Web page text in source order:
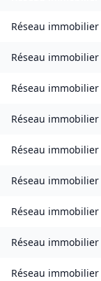
Réseau immobilier
Réseau immobilier
Réseau immobilier
Réseau immobilier
Réseau immobilier
Réseau immobilier
Réseau immobilier
Réseau immobilier
Réseau immobilier